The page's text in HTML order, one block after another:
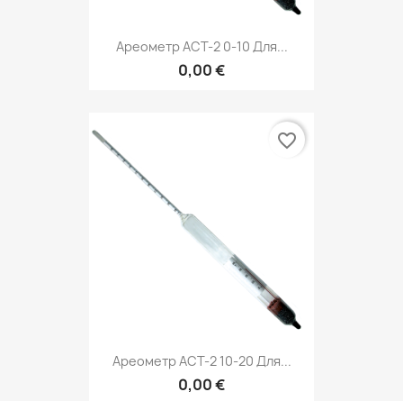
Ареометр АСТ-2 0-10 Для...
0,00 €
Ареометр АСТ-2 10-20 Для...
0,00 €
favorite_border